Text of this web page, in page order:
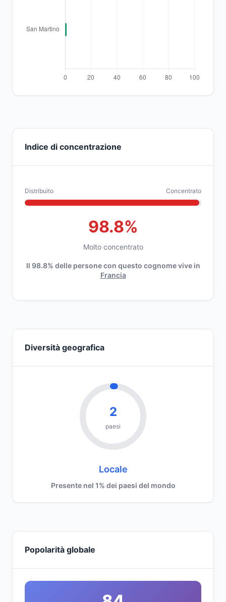
Indice di concentrazione
Distribuito Concentrato
98.8%
Molto concentrato
Il 98.8% delle persone con questo cognome vive in
Francia
Diversità geografica
2
paesi
Locale
Presente nel 1% dei paesi del mondo
Popolarità globale